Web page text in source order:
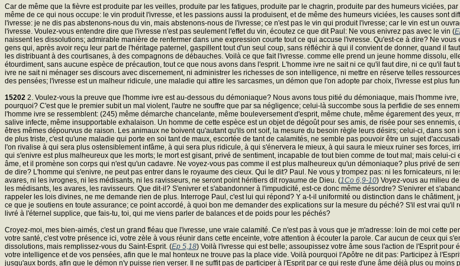
Car de même que la fièvre est produite par les veilles, produite par les fatigues, produite par le chagrin, produite par des humeurs viciées,
même de ce qui nous occupe: le vin produit l'ivresse, et les passions aussi la produisent, et de même des humeurs viciées, les causes sont
l'ivresse: je ne dis pas abstenons-nous du vin, mais abstenons-nous de l'ivresse; ce n'est pas le vin qui produit l'ivresse; car le vin est un
l'ivresse. Voulez-vous entendre dire que l'ivresse n'est pas seulement l'effet du vin, écoutez ce que dit Paul: Ne vous enivrez pas avec le vin (
naissent les dissolutions; admirable manière de renfermer dans une expression courte tout ce qui accuse l'ivresse. Qu'est-ce à dire? Ne
gens qui, après avoir reçu leur part de l'héritage paternel, gaspillent tout d'un seul coup, sans réfléchir à qui il convient de donner, quand il
les distribuant à des courtisanes, à des compagnons de débauches. Voilà ce que fait l'ivresse. comme elle prend un jeune homme dissolu,
étourdiment, sans aucune espèce de précaution, tout ce que nous avons dans l'esprit. L'homme ivre ne sait ni ce qu'il faut dire, ni ce qu'il
ivre ne sait ni ménager ses discours avec discernement, ni administrer les richesses de son intelligence, ni mettre en réserve telles
des pensées; l'ivresse est un malheur ridicule, une maladie qui attire les sarcasmes, un démon que l'on adopte par choix, l'ivresse est plus
15202 2. Voulez-vous la preuve que l'homme ivre est au-dessous du démoniaque? Nous avons tous pitié du démoniaque, mais l'homme
pourquoi? C'est que le premier subit un mal violent, l'autre ne souffre que par sa négligence; celui-là succombe sous la perfidie de ses
l'homme ivre se ressemblent: (245) même démarche chancelante, même bouleversement d'esprit, même chute, même égarement des
salive infecte, même insupportable exhalaison. Un homme de cette espèce est un objet de dégoût pour ses amis, de risée pour ses
êtres mêmes dépourvus de raison. Les animaux ne boivent qu'autant qu'ils ont soif, la mesure du besoin règle leurs désirs; celui-ci, dans
de plus triste, c'est qu'une maladie qui porte en soi tant de maux, escortée de tant de calamités, ne semble pas pouvoir être un sujet
l'on rivalise à qui sera plus ostensiblement infâme, à qui sera plus ridicule, à qui s'énervera le mieux, à qui saura le mieux ruiner ses forces,
qui s'enivre est plus malheureux que les morts; le mort est gisant, privé de sentiment, incapable de tout bien comme de tout mal; mais celui-
âme, et il promène son corps qui n'est qu'un cadavre. Ne voyez-vous pas comme il est plus malheureux qu'un démoniaque? plus privé de
de dire? L'homme qui s'enivre, ne peut pas entrer dans le royaume des cieux. Qui le dit? Paul. Ne vous y trompez pas: ni les fornicateurs,
avares, ni les ivrognes, ni les médisants, ni les ravisseurs, ne seront point héritiers dit royaume de Dieu. (1Co 6,9-10) Voyez-vous au milieu
les médisants, les avares, les ravisseurs. Que dit-il? S'enivrer et s'abandonner à l'impudicité, est-ce donc même désordre? S'enivrer et
rappeler les lois divines, ne me demande rien de plus. Interroge Paul, c'est lui qui répond? Y a-t-il uniformité ou distinction dans le
ce que je soutiens en toute assurance; ce point accordé, à quoi bon me demander des explications sur la mesure du péché? S'il est vrai
livré à l'éternel supplice, que fais-tu, toi, qui me viens parler de balances et de poids pour les péchés?
Croyez-moi, mes bien-aimés, c'est un grand fléau que l'ivresse, une vraie calamité. Ce n'est pas à vous que je m'adresse: loin de moi cette
votre santé, c'est votre présence ici, votre zèle à vous réunir dans cette enceinte, votre attention à écouter la parole. Car aucun de ceux qui
dissolutions, mais remplissez-vous du Saint-Esprit. (Ep 5,18) Voilà l'ivresse qui est belle; assoupissez votre âme sous l'action de l'Esprit
votre intelligence et de vos pensées, afin que le mal honteux ne trouve pas la place vide. Voilà pourquoi l'Apôtre ne dit pas: Participez à
jusqu'aux bords, afin que le démon n'y puisse rien verser. Il ne suffit pas de participer à l'Esprit par ce qui reste d'une âme déjà plus ou